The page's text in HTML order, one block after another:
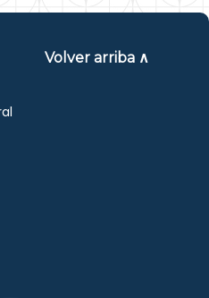
Volver arriba ∧